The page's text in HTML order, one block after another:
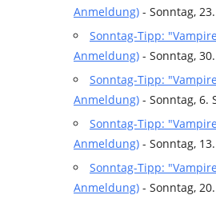
Anmeldung) - Sonntag,
Sonntag-Tipp:
Anmeldung) - Sonntag,
Sonntag-Tipp:
Anmeldung) - Sonntag, 6.
Sonntag-Tipp:
Anmeldung) - Sonntag,
Sonntag-Tipp:
Anmeldung) - Sonntag,